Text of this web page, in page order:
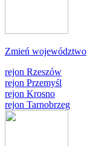
Zmień województwo
rejon Rzeszów
rejon Przemyśl
rejon Krosno
rejon Tarnobrzeg